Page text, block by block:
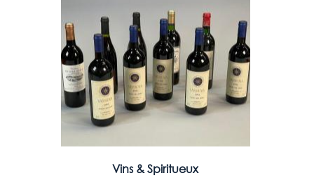
Vins & Spiritueux